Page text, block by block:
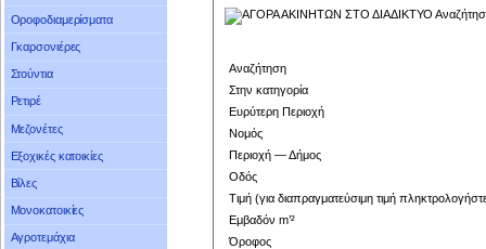
Οροφοδιαμερίσματα
Γκαρσονιέρες
Στούντια
Ρετιρέ
Μεζονέτες
Εξοχικές κατοικίες
Βίλες
Μονοκατοικίες
Αγροτεμάχια
Αναζήτηση
Στην κατηγορία
Ευρύτερη Περιοχή
Νομός
Περιοχή — Δήμος
Οδός
Τιμή (για διαπραγματεύσιμη τιμή
Εμβαδόν m’²
Όροφος